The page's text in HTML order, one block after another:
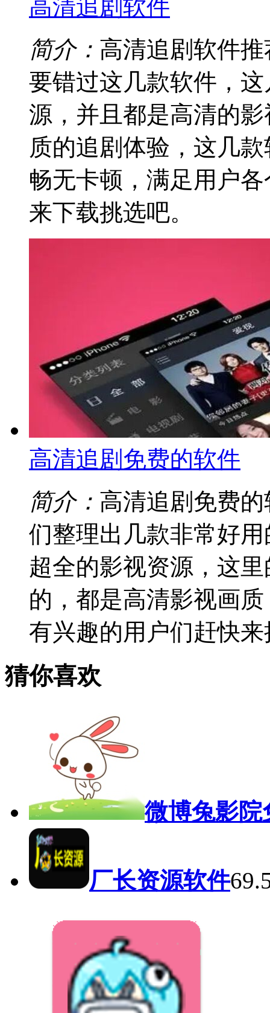
高清追剧软件
简介： 高清追剧软件
要错过这几款软件，
源，并且都是高清的
质的追剧体验，这几
畅无卡顿，满足用户
来下载挑选吧。
高清追剧免费的软件
简介： 高清追剧免费
们整理出几款非常好
超全的影视资源，这
的，都是高清影视画
有兴趣的用户们赶快
猜你喜欢
微博兔影院
厂长资源软件